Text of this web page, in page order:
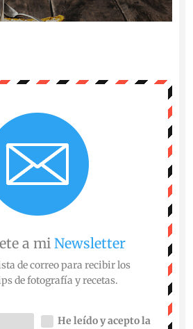
a mi Newsletter
de correo para recibir los
de fotografía y recetas.
He leído y acepto la